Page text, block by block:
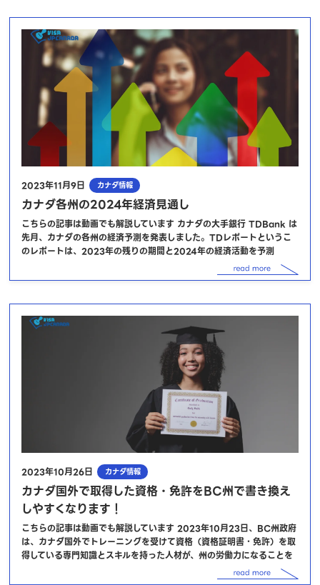
2023年11月9日 カナダ情報
カナダ各州の2024年経済見通し
こちらの記事は動画でも解説しています カナダの大手銀行 TDBank は
先月、カナダの各州の経済予測を発表しました。TDレポートというこ
のレポートは、2023年の残りの期間と2024年の経済活動を予測
2023年10月26日 カナダ情報
カナダ国外で取得した資格・免許をBC州で書き換え
しやすくなります！
こちらの記事は動画でも解説しています 2023年10月23日、BC州政府
は、カナダ国外でトレーニングを受けて資格（資格証明書・免許）を取
得している専門知識とスキルを持った人材が、州の労働力になることを